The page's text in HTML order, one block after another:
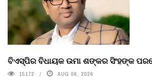
ବିଏସ୍‌ପିର ବିଧାୟକ ଉମା ଶଙ୍କର ସିଂହଙ୍କ
15172 AUG 06, 2026